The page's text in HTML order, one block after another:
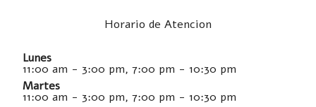
Horario de Atencion
Lunes
11:00 am - 3:00 pm, 7:00 pm - 10:30 pm
Martes
11:00 am - 3:00 pm, 7:00 pm - 10:30 pm